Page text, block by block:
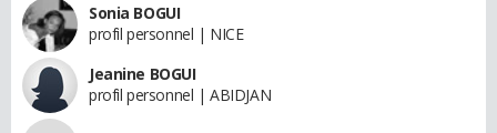
Sonia BOGUI
profil personnel | NICE
Jeanine BOGUI
profil personnel | ABIDJAN